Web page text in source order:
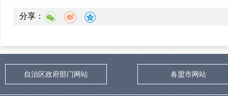
分享：
自治区政府部门网站 各盟市网站